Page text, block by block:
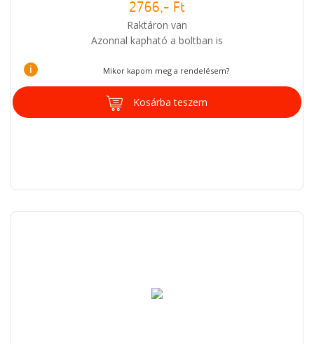
2766,- Ft
Raktáron van
Azonnal kapható a boltban is
i Mikor kapom meg a rendelésem?
Kosárba teszem